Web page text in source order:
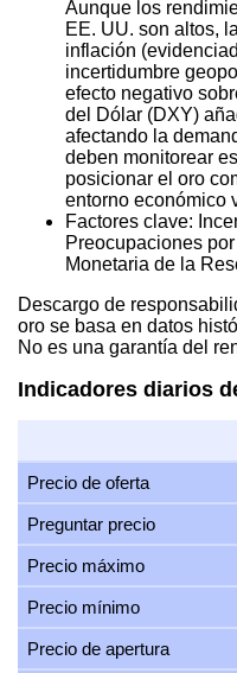
Aunque los
EE. UU. son altos,
inflación
incertidumbre
efecto negativo
del Dólar (DXY)
afectando la
deben monitorear
posicionar el oro
entorno económico
Factores clave:
Preocupaciones
Monetaria de la
Descargo de
oro se basa en datos
No es una garantía del
Indicadores diarios
Precio de oferta
Preguntar precio
Precio máximo
Precio mínimo
Precio de apertura